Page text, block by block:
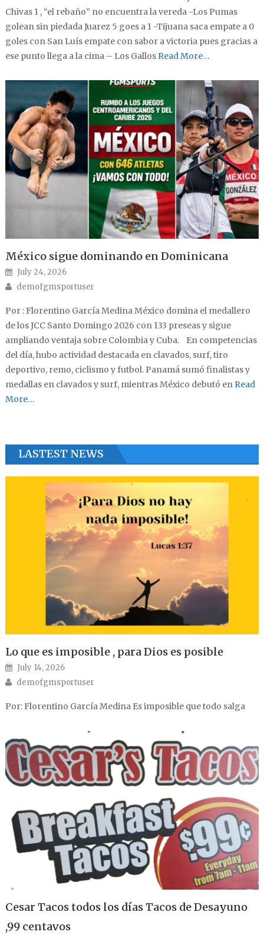
Chivas 1 , “el rebaño” no encuentra la vereda -Los Pumas
golean sin piedada Juarez 5 goes a 1 -Tijuana saca empate a 0
goles con San Luís empate con sabor a victoria pues gracias a
ese punto llega a la cima – Los GallosRead More…
México sigue dominando en Dominicana
Posted on
July 24, 2026
Author
demofgmsportuser
Por : Florentino García Medina México domina el medallero
de los JCC Santo Domingo 2026 con 133 preseas y sigue
ampliando ventaja sobre Colombia y Cuba. En competencias
del día, hubo actividad destacada en clavados, surf, tiro
deportivo, remo, ciclismo y futbol. Panamá sumó finalistas y
medallas en clavados y surf, mientras México debutó enRead
More…
LASTEST NEWS
Lo que es imposible , para Dios es posible
Posted on
July 14, 2026
Author
demofgmsportuser
Por: Florentino García Medina Es imposible que todo salga
Cesar Tacos todos los días Tacos de Desayuno
,99 centavos